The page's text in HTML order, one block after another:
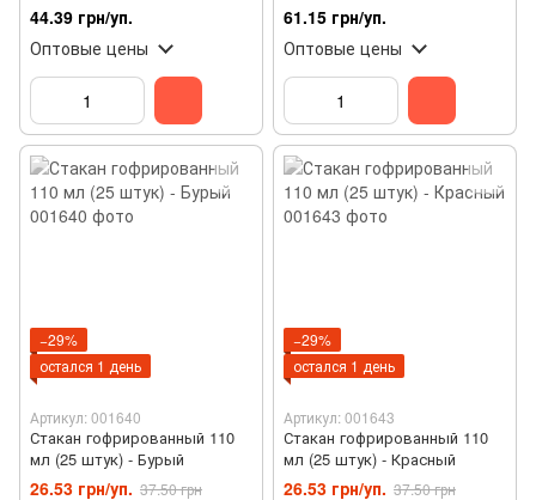
44.39 грн/уп.
Оптовые цены
61.15 грн/уп.
Оптовые цены
−29%
остался 1 день
Артикул: 001640
Стакан гофрированный 110
мл (25 штук) - Бурый
26.53 грн/уп. 37.50 грн
−29%
остался 1 день
Артикул: 001643
Стакан гофрированный 110
мл (25 штук) - Красный
26.53 грн/уп. 37.50 грн